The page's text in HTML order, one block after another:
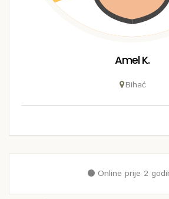
Amel K.
Bihać
Online prije 2